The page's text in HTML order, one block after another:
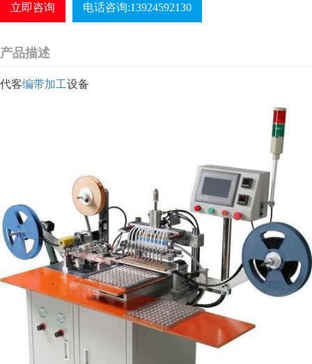
立即咨询 电话咨询:13924592130
产品描述
代客编带加工设备